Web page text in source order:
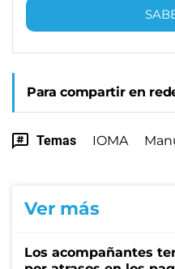
Para compartir en
Temas IOMA
Ver más
Los acompañantes